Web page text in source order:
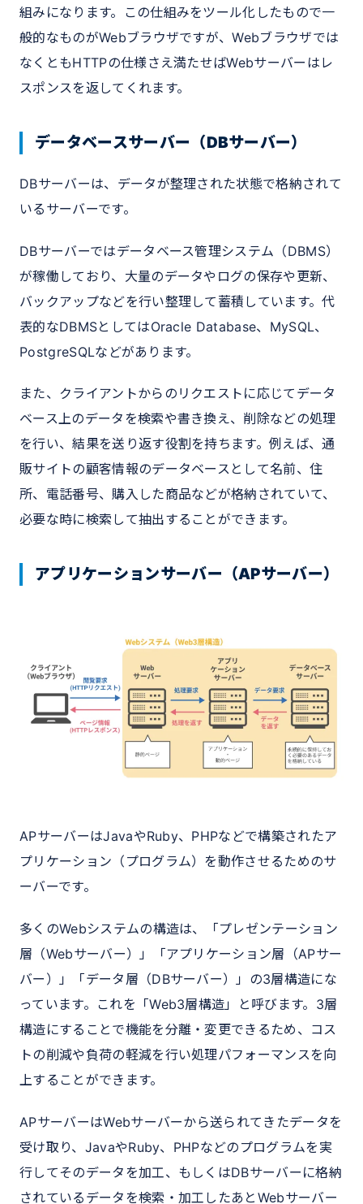
組みになります。この仕組みをツール化したもので一
般的なものがWebブラウザですが、Webブラウザでは
なくともHTTPの仕様さえ満たせばWebサーバーはレ
スポンスを返してくれます。
データベースサーバー（DBサーバー）
DBサーバーは、データが整理された状態で格納されて
いるサーバーです。
DBサーバーではデータベース管理システム（DBMS）
が稼働しており、大量のデータやログの保存や更新、
バックアップなどを行い整理して蓄積しています。代
表的なDBMSとしてはOracle Database、MySQL、
PostgreSQLなどがあります。
また、クライアントからのリクエストに応じてデータ
ベース上のデータを検索や書き換え、削除などの処理
を行い、結果を送り返す役割を持ちます。例えば、通
販サイトの顧客情報のデータベースとして名前、住
所、電話番号、購入した商品などが格納されていて、
必要な時に検索して抽出することができます。
アプリケーションサーバー（APサーバー）
APサーバーはJavaやRuby、PHPなどで構築されたア
プリケーション（プログラム）を動作させるためのサ
ーバーです。
多くのWebシステムの構造は、「プレゼンテーション
層（Webサーバー）」「アプリケーション層（APサー
バー）」「データ層（DBサーバー）」の3層構造にな
っています。これを「Web3層構造」と呼びます。3層
構造にすることで機能を分離・変更できるため、コス
トの削減や負荷の軽減を行い処理パフォーマンスを向
上することができます。
APサーバーはWebサーバーから送られてきたデータを
受け取り、JavaやRuby、PHPなどのプログラムを実
行してそのデータを加工、もしくはDBサーバーに格納
されているデータを検索・加工したあとWebサーバー